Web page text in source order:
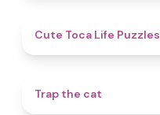
Cute Toca Life Puzzles
Trap the cat